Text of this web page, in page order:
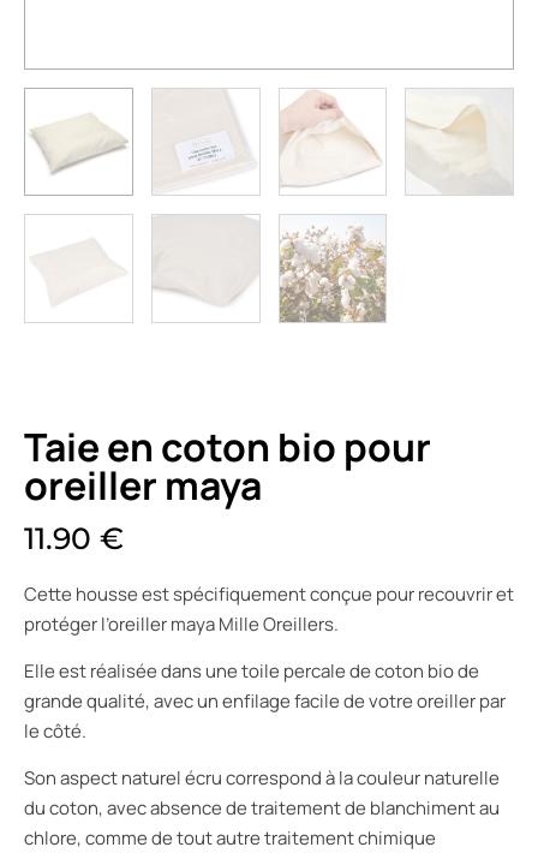
Taie en coton bio pour
oreiller maya
11.90 €
Cette housse est spécifiquement conçue pour recouvrir et
protéger l’oreiller maya Mille Oreillers.
Elle est réalisée dans une toile percale de coton bio de
grande qualité, avec un enfilage facile de votre oreiller par
le côté.
Son aspect naturel écru correspond à la couleur naturelle
du coton, avec absence de traitement de blanchiment au
chlore, comme de tout autre traitement chimique